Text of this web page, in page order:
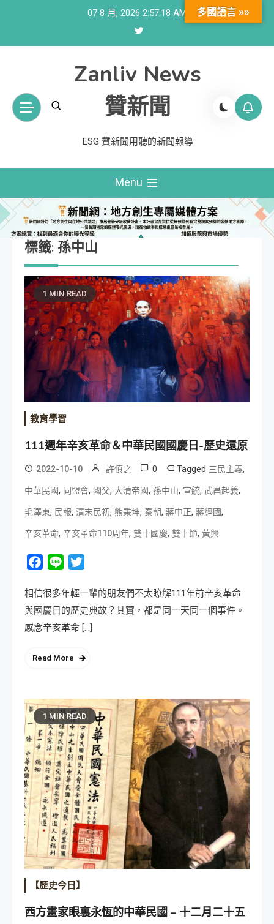
07 8 月, 2026 2:57:18 AM
Zanliv News
贊新聞
ESG 贊新聞用聽的新聞報導
Menu
標籤: 孫中山
1 MIN READ
教育學習
111週年辛亥革命＆中華民國國慶日-歷史還原
2022-10-10 許慎之 0 Tagged 三民主義,
中華民國, 同盟會, 國父, 大清帝國, 孫中山, 宣統, 武昌起義,
毛澤東, 民報, 清末民初, 熊秉坤, 秦朝, 蔣中正, 蔣經國,
辛亥革命, 辛亥革命110周年, 雙十國慶, 雙十節, 黃興
Facebook
Line
相信很多年輕一輩的朋友們不太瞭解111年前辛亥革命
與國慶日的歷史典故？其實，都是同一天同一個事件。
感念辛亥革命 […]
Read More
1 MIN READ
【歷史今日】
西方畫家眼裏永恆的中華民國 – 十二月二十五
多國語言 »»